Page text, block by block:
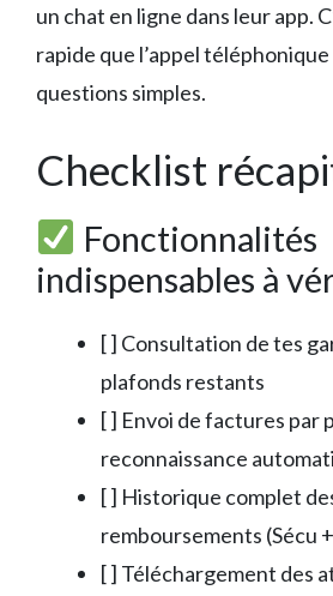
un chat en ligne dans leur app.
rapide que l’appel
questions simples.
Checklist
Fonctionnalités
indispensables à
[ ] Consultation de tes
plafonds restants
[ ] Envoi de factures par
reconnaissance
[ ] Historique complet
remboursements (Sécu
[ ] Téléchargement des